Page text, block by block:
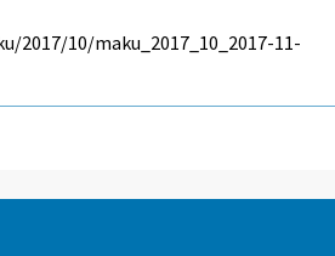
10/maku_2017_10_2017-11-